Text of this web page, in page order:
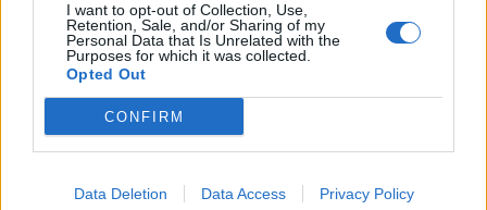
I want to opt-out of Collection, Use,
Retention, Sale, and/or Sharing of my
Personal Data that Is Unrelated with the
Purposes for which it was collected.
Opted Out
CONFIRM
Data Deletion Data Access Privacy Policy
Anno di Fondazione:1892
Stadio:Anfield (45.276)
Città:Liverpool
Arne Slot
ALBO D'ORO
FA Cup:8